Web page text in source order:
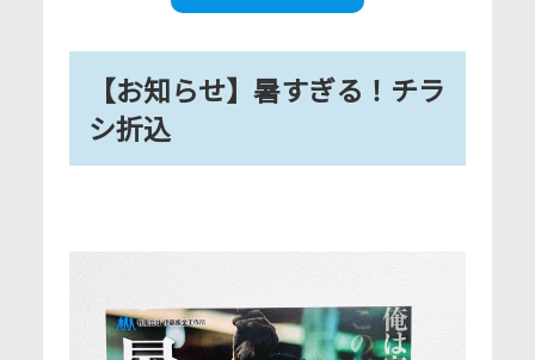
【お知らせ】暑すぎる！チラ
シ折込